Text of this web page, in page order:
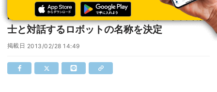
KIBO ROBOT PROJECT、ISSで若田宇宙飛行
士と対話するロボットの名称を決定
掲載日 2013/02/28 14:49